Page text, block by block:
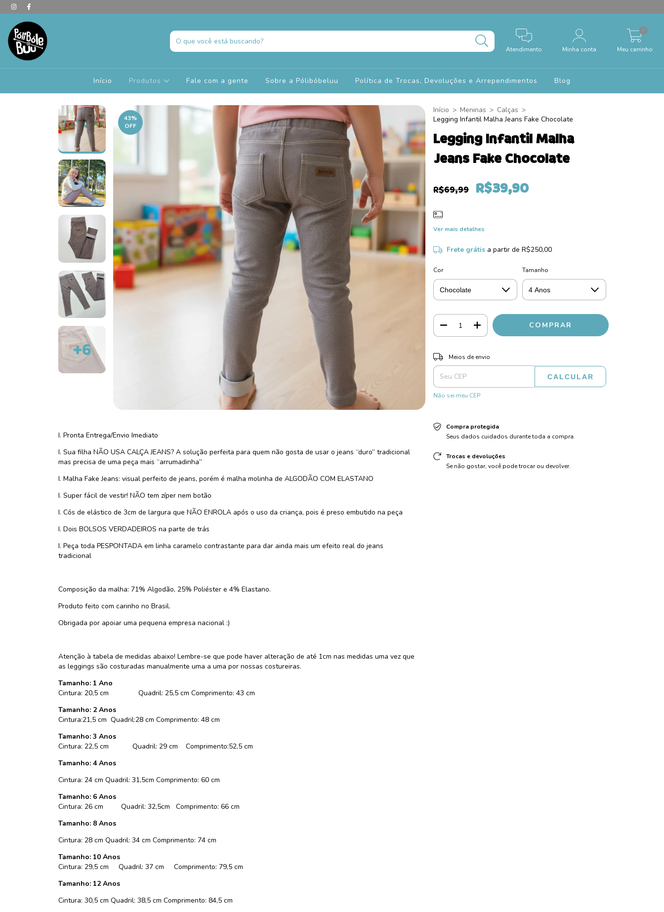
Atendimento Minha conta Meu carrinho
0
Início Produtos Fale com a gente Sobre a Pólibóbeluu Política de Trocas, Devoluções e Arrependimentos Blog
+6
43%
OFF
I. Pronta Entrega/Envio Imediato
I. Sua filha NÃO USA CALÇA JEANS? A solução perfeita para quem não gosta de usar o jeans “duro” tradicional
mas precisa de uma peça mais “arrumadinha”
I. Malha Fake Jeans: visual perfeito de jeans, porém é malha molinha de ALGODÃO COM ELASTANO
I. Super fácil de vestir! NÃO tem zíper nem botão
I. Cós de elástico de 3cm de largura que NÃO ENROLA após o uso da criança, pois é preso embutido na peça
I. Dois BOLSOS VERDADEIROS na parte de trás
I. Peça toda PESPONTADA em linha caramelo contrastante para dar ainda mais um efeito real do jeans
tradicional
Composição da malha: 71% Algodão, 25% Poliéster e 4% Elastano.
Produto feito com carinho no Brasil.
Obrigada por apoiar uma pequena empresa nacional :)
Atenção à tabela de medidas abaixo! Lembre-se que pode haver alteração de até 1cm nas medidas uma vez que
as leggings são costuradas manualmente uma a uma por nossas costureiras.
Tamanho: 1 Ano
Cintura: 20,5 cm Quadril: 25,5 cm Comprimento: 43 cm
Tamanho: 2 Anos
Cintura:21,5 cm Quadril:28 cm Comprimento: 48 cm
Tamanho: 3 Anos
Cintura: 22,5 cm Quadril: 29 cm Comprimento:52,5 cm
Tamanho: 4 Anos
Cintura: 24 cm Quadril: 31,5cm Comprimento: 60 cm
Tamanho: 6 Anos
Cintura: 26 cm Quadril: 32,5cm Comprimento: 66 cm
Tamanho: 8 Anos
Cintura: 28 cm Quadril: 34 cm Comprimento: 74 cm
Tamanho: 10 Anos
Cintura: 29,5 cm Quadril: 37 cm Comprimento: 79,5 cm
Tamanho: 12 Anos
Cintura: 30,5 cm Quadril: 38,5 cm Comprimento: 84,5 cm
Início > Meninas > Calças >
Legging Infantil Malha Jeans Fake Chocolate
Legging Infantil Malha
Jeans Fake Chocolate
R$69,99 R$39,90
Ver mais detalhes
Frete grátis a partir de R$250,00
Cor Tamanho
Entregas para o CEP:
Meios de envio
CALCULAR
Não sei meu CEP
Compra protegida
Seus dados cuidados durante toda a compra.
Trocas e devoluções
Se não gostar, você pode trocar ou devolver.